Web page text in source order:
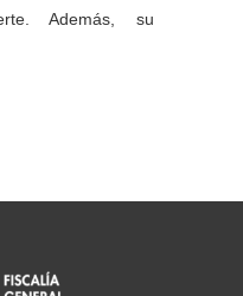
Además, su